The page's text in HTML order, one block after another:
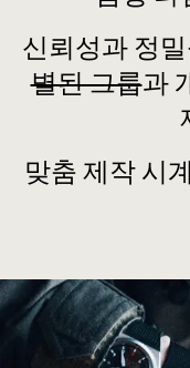
신뢰성과 정
별된 그룹과
맞춤 제작 시